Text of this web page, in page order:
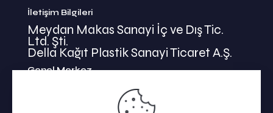
İletişim Bilgileri
Meydan Makas Sanayi İç ve Dış Tic.
Ltd. Şti.
Della Kağıt Plastik Sanayi Ticaret A.Ş.
Genel Merkez
İkitelli Mehmet Akif Mahallesi
Bahariye Cad. Basın Ekspress Yolu No:47/1
Küçükçekmece / İSTANBUL / TÜRKİYE